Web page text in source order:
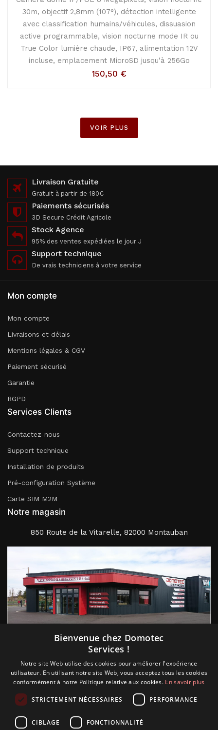
30m, objectif 2,8mm (107°), détection intelligente
avec classification humains/véhicules, dissuasion
active programmable, vision nocturne mode IR ou
True Color lumière chaude, IP67, alimentation 12V
incluse, emplacement MicroSD jusqu'à 256Go
150,50 €
VOIR PLUS
Livraison Gratuite
Gratuit à partir de 180€
Paiements sécurisés
3D Secure Crédit Agricole
Stock Agence
95% des ventes expédiées le jour J
Support technique
De vrais techniciens à votre service
Mon compte
Mon compte
Livraisons et délais
Mentions légales & CGV
Paiement sécurisé
Garantie
RGPD
Services Clients
Contactez-nous
Support technique
Installation de produits
Pré-configuration Système
Carte SIM M2M
Notre magasin
850 Route de la Vitarelle, 82000 Montauban
Suivez nous
Bienvenue chez Domotec
Services !
Notre site Web utilise des cookies pour améliorer l'expérience
utilisateur. En utilisant notre site Web, vous acceptez tous les cookies
conformément à notre Politique relative aux cookies. En savoir plus
STRICTEMENT NÉCESSAIRES PERFORMANCE
CIBLAGE FONCTIONNALITÉ